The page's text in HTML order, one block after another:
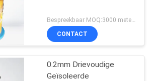
CONTACT
0.2mm Drievoudige
Geïsoleerde